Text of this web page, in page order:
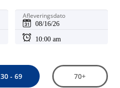
Afleveringsdato
30 - 69 70+